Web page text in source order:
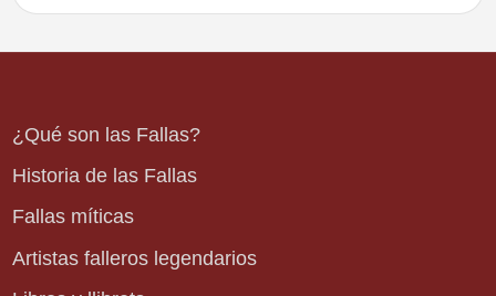
¿Qué son las Fallas?
Historia de las Fallas
Fallas míticas
Artistas falleros legendarios